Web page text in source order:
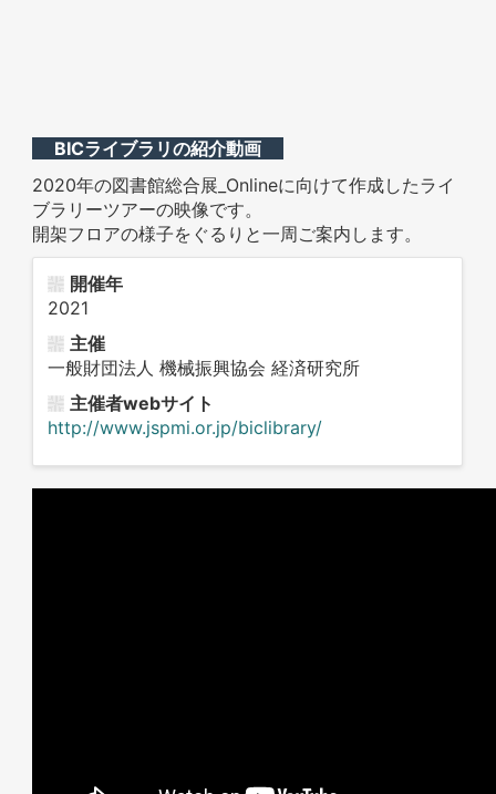
BICライブラリの紹介動画
2020年の図書館総合展_Onlineに向けて作成したライ
ブラリーツアーの映像です。
開架フロアの様子をぐるりと一周ご案内します。
開催年
2021
主催
一般財団法人 機械振興協会 経済研究所
主催者webサイト
http://www.jspmi.or.jp/biclibrary/